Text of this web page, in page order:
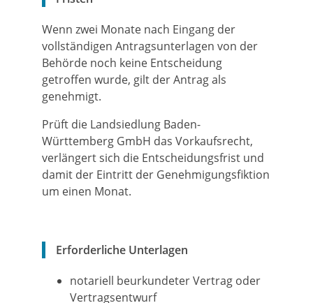
Wenn zwei Monate nach Eingang der
vollständigen Antragsunterlagen von der
Behörde noch keine Entscheidung
getroffen wurde, gilt der Antrag als
genehmigt.
Prüft die Landsiedlung Baden-
Württemberg GmbH das Vorkaufsrecht,
verlängert sich die Entscheidungsfrist und
damit der Eintritt der Genehmigungsfiktion
um einen Monat.
Erforderliche Unterlagen
notariell beurkundeter Vertrag oder
Vertragsentwurf